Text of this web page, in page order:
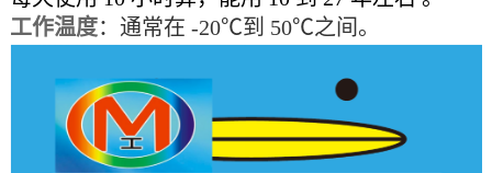
工作温度：通常在 -20℃到 50℃之间。